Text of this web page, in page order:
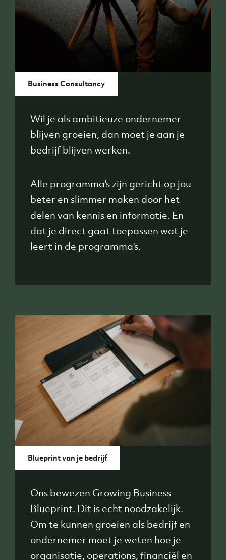
Business Consultancy
Wil je als ambitieuze ondernemer
blijven groeien, dan moet je aan je
bedrijf blijven werken.
Alle programma's zijn gericht op jou
beter en slimmer maken door het
delen van kennis en informatie. En
dat je direct gaat toepassen wat je
leert in de programma's.
Blueprint van je bedrijf
Ons bewezen Growing Business
Blueprint. Dit is echt noodzakelijk.
Om te kunnen groeien als bedrijf en
ondernemer moet je weten hoe je
organisatie, operations, financiël en